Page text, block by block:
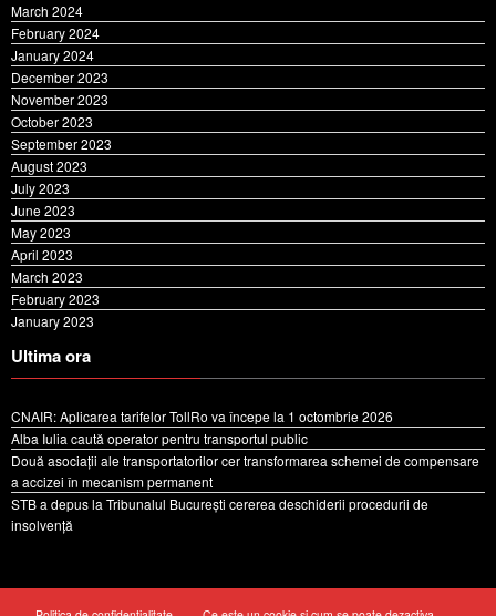
March 2024
February 2024
January 2024
December 2023
November 2023
October 2023
September 2023
August 2023
July 2023
June 2023
May 2023
April 2023
March 2023
February 2023
January 2023
Ultima ora
CNAIR: Aplicarea tarifelor TollRo va începe la 1 octombrie 2026
Alba Iulia caută operator pentru transportul public
Două asociații ale transportatorilor cer transformarea schemei de compensare
a accizei în mecanism permanent
STB a depus la Tribunalul București cererea deschiderii procedurii de
insolvență